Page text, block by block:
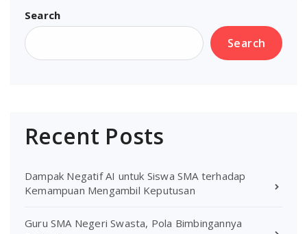
Search
Search
Recent Posts
Dampak Negatif AI untuk Siswa SMA terhadap
Kemampuan Mengambil Keputusan
Guru SMA Negeri Swasta, Pola Bimbingannya